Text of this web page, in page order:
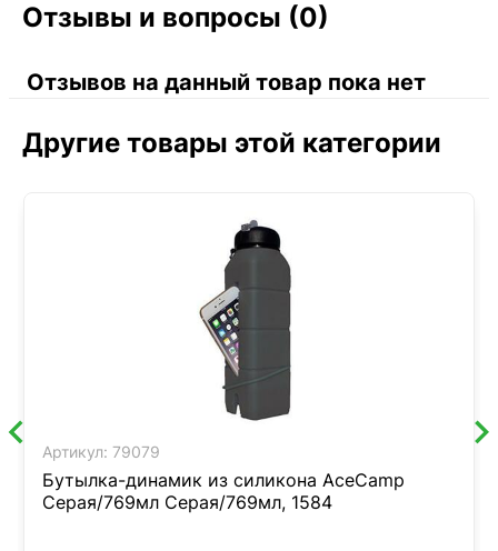
Отзывы и вопросы (0)
Отзывов на данный товар пока нет
Другие товары этой категории
Артикул: 79079
Бутылка-динамик из силикона AceCamp
Серая/769мл Серая/769мл, 1584